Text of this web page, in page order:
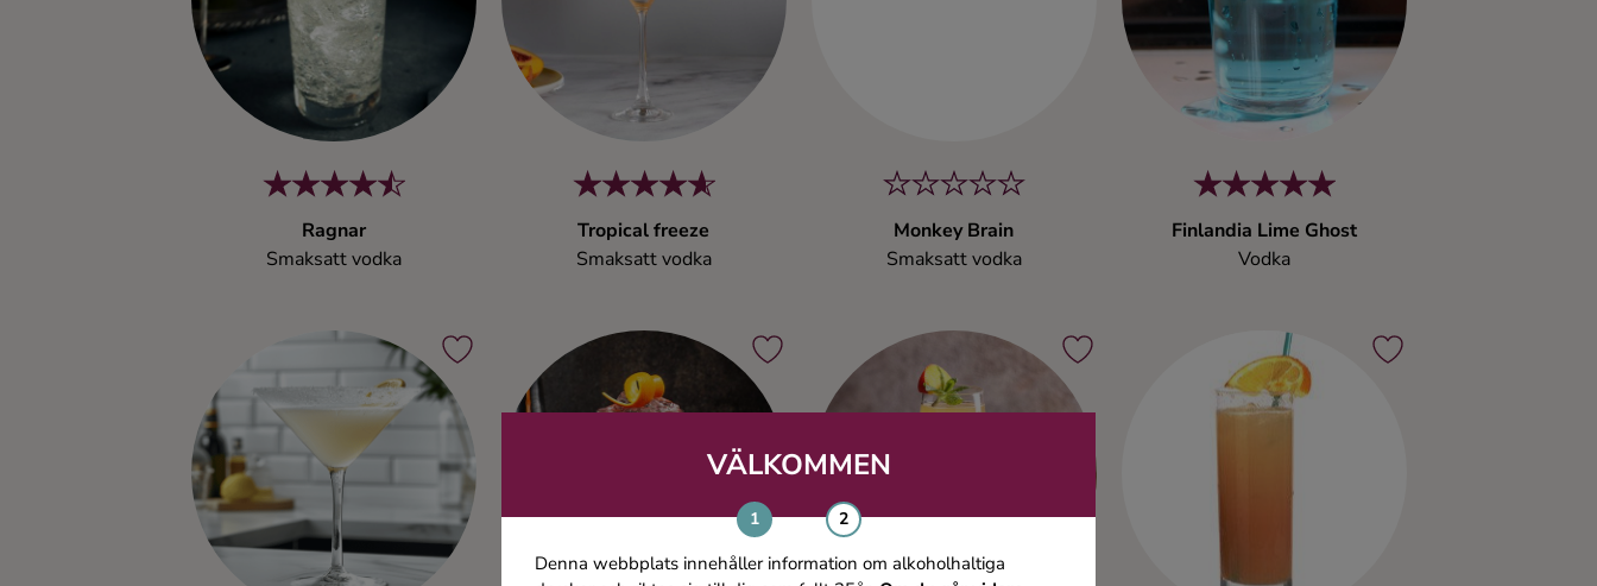
VÄLKOMMEN
Denna webbplats innehåller information om alkoholhaltiga
Ragnar
Smaksatt vodka
Tropical freeze
Smaksatt vodka
Monkey Brain
Smaksatt vodka
Finlandia Lime Ghost
Vodka